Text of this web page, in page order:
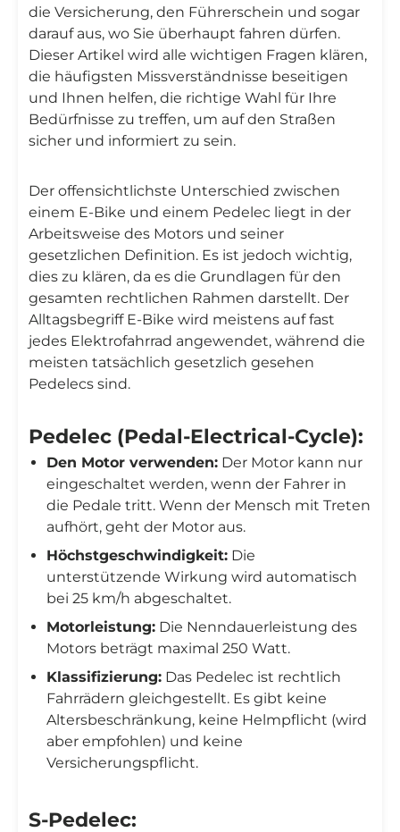
die Versicherung, den Führerschein und sogar
darauf aus, wo Sie überhaupt fahren dürfen.
Dieser Artikel wird alle wichtigen Fragen klären,
die häufigsten Missverständnisse beseitigen
und Ihnen helfen, die richtige Wahl für Ihre
Bedürfnisse zu treffen, um auf den Straßen
sicher und informiert zu sein.
Der offensichtlichste Unterschied zwischen
einem E-Bike und einem Pedelec liegt in der
Arbeitsweise des Motors und seiner
gesetzlichen Definition. Es ist jedoch wichtig,
dies zu klären, da es die Grundlagen für den
gesamten rechtlichen Rahmen darstellt. Der
Alltagsbegriff E-Bike wird meistens auf fast
jedes Elektrofahrrad angewendet, während die
meisten tatsächlich gesetzlich gesehen
Pedelecs sind.
Pedelec (Pedal-Electrical-Cycle):
Den Motor verwenden: Der Motor kann nur
eingeschaltet werden, wenn der Fahrer in
die Pedale tritt. Wenn der Mensch mit Treten
aufhört, geht der Motor aus.
Höchstgeschwindigkeit: Die
unterstützende Wirkung wird automatisch
bei 25 km/h abgeschaltet.
Motorleistung: Die Nenndauerleistung des
Motors beträgt maximal 250 Watt.
Klassifizierung: Das Pedelec ist rechtlich
Fahrrädern gleichgestellt. Es gibt keine
Altersbeschränkung, keine Helmpflicht (wird
aber empfohlen) und keine
Versicherungspflicht.
S-Pedelec: